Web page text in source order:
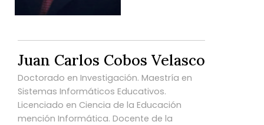
Juan Carlos Cobos Velasco
Doctorado en Investigación. Maestría en
Sistemas Informáticos Educativos.
Licenciado en Ciencia de la Educación
mención Informática. Docente de la